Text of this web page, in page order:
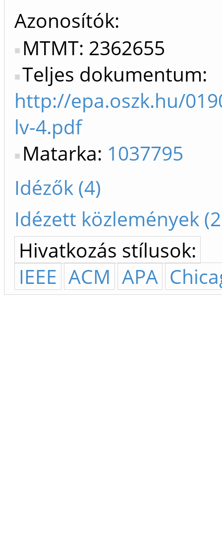
Azonosítók
MTMT: 2362655
Teljes dokumentum:
http://epa.oszk.hu/
lv-4.pdf
Matarka: 1037795
Idézők (4)
Idézett közlemények
Hivatkozás stílusok:
IEEE ACM APA